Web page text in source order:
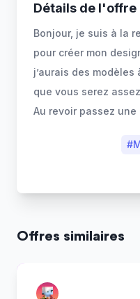
Détails de l'offre
Bonjour, je suis à la
pour créer mon
j’aurais des modèles
que vous serez
Au revoir passez
#
Offres similaires